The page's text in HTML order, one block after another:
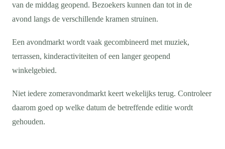
van de middag geopend. Bezoekers kunnen dan tot in de
avond langs de verschillende kramen struinen.
Een avondmarkt wordt vaak gecombineerd met muziek,
terrassen, kinderactiviteiten of een langer geopend
winkelgebied.
Niet iedere zomeravondmarkt keert wekelijks terug. Controleer
daarom goed op welke datum de betreffende editie wordt
gehouden.